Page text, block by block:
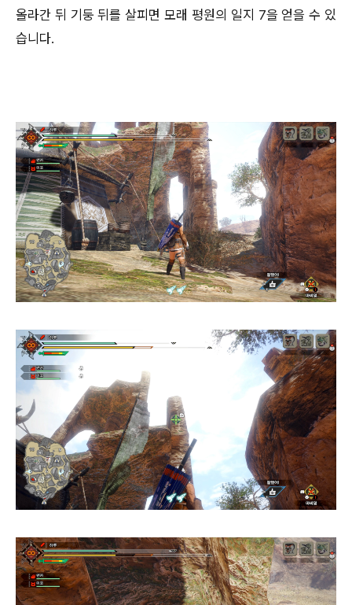
올라간 뒤 기둥 뒤를 살피면 모래 평원의 일지 7을 얻을 수 있
습니다.